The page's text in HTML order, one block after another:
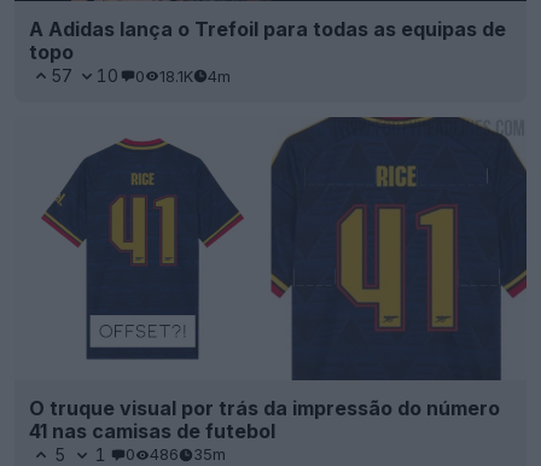
A Adidas lança o Trefoil para todas as equipas de
topo
57 10 0 18.1K 4m
O truque visual por trás da impressão do número
41 nas camisas de futebol
5 1 0 486 35m